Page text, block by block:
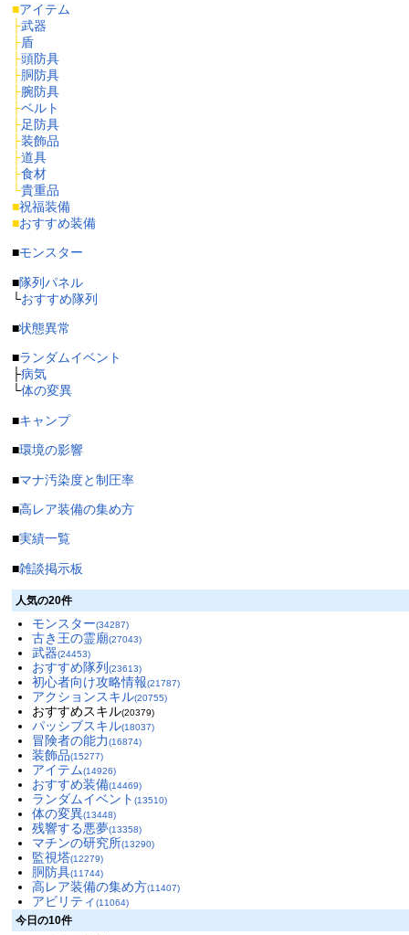
■アイテム
├武器
├盾
├頭防具
├胴防具
├腕防具
├ベルト
├足防具
├装飾品
├道具
├食材
└貴重品
■祝福装備
■おすすめ装備
■モンスター
■隊列パネル
└おすすめ隊列
■状態異常
■ランダムイベント
├病気
└体の変異
■キャンプ
■環境の影響
■マナ汚染度と制圧率
■高レア装備の集め方
■実績一覧
■雑談掲示板
人気の20件
モンスター(34287)
古き王の霊廟(27043)
武器(24453)
おすすめ隊列 (23613)
初心者向け攻略情報(21787)
アクションスキル(20755)
おすすめスキル(20379)
パッシブスキル(18037)
冒険者の能力(16874)
装飾品(15277)
アイテム(14926)
おすすめ装備(14469)
ランダムイベント (13510)
体の変異(13448)
残響する悪夢(13358)
マチンの研究所(13290)
監視塔(12279)
胴防具(11744)
高レア装備の集め方(11407)
アビリティ (11064)
今日の10件